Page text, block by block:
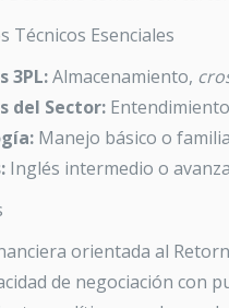
Técnicos Esenciales
3PL:Almacenamiento,
del Sector:
Manejo básico o
Inglés intermedio o
orientada al
de negociación con